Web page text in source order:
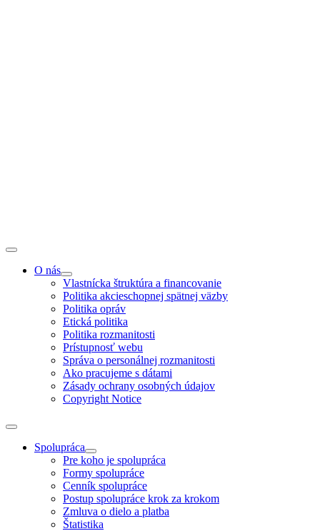
O nás
Vlastnícka štruktúra a financovanie
Politika akcieschopnej spätnej väzby
Politika opráv
Etická politika
Politika rozmanitosti
Prístupnosť webu
Správa o personálnej rozmanitosti
Ako pracujeme s dátami
Zásady ochrany osobných údajov
Copyright Notice
Spolupráca
Pre koho je spolupráca
Formy spolupráce
Cenník spolupráce
Postup spolupráce krok za krokom
Zmluva o dielo a platba
Štatistika